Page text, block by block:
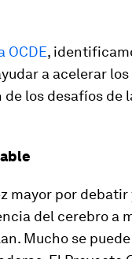
OCDE,
a acelerar
los desafíos de
mayor por
del cerebro a
Mucho se